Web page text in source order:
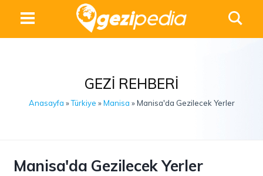
GEZI REHBERI
Anasayfa »Türkiye »Manisa » Manisa'da Gezilecek Yerler
Manisa'da Gezilecek Yerler